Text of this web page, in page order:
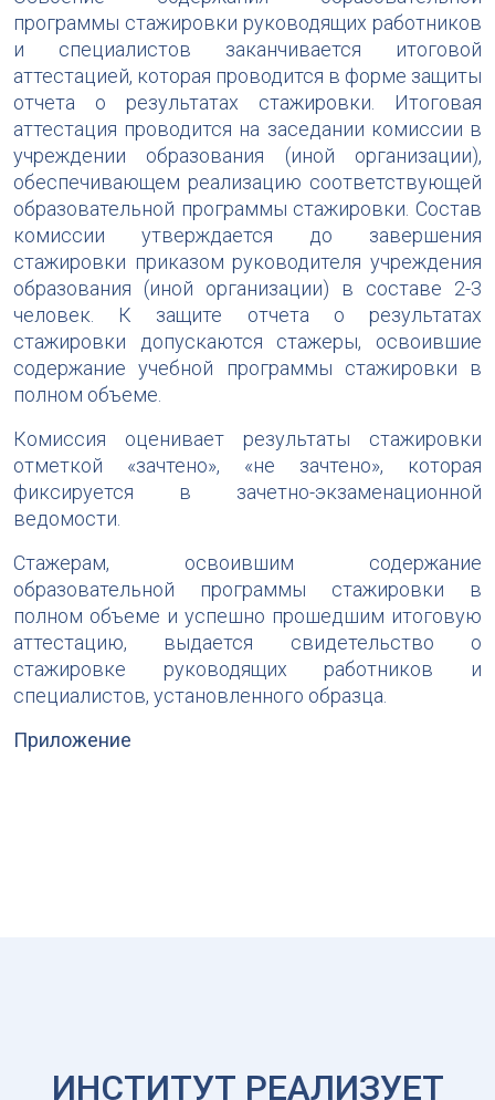
программы стажировки руководящих работников
и специалистов заканчивается итоговой
аттестацией, которая проводится в форме защиты
отчета о результатах стажировки. Итоговая
аттестация проводится на заседании комиссии в
учреждении образования (иной организации),
обеспечивающем реализацию соответствующей
образовательной программы стажировки. Состав
комиссии утверждается до завершения
стажировки приказом руководителя учреждения
образования (иной организации) в составе 2-3
человек. К защите отчета о результатах
стажировки допускаются стажеры, освоившие
содержание учебной программы стажировки в
полном объеме.
Комиссия оценивает результаты стажировки
отметкой «зачтено», «не зачтено», которая
фиксируется в зачетно-экзаменационной
ведомости.
Стажерам, освоившим содержание
образовательной программы стажировки в
полном объеме и успешно прошедшим итоговую
аттестацию, выдается свидетельство о
стажировке руководящих работников и
специалистов, установленного образца.
Приложение
ИНСТИТУТ РЕАЛИЗУЕТ